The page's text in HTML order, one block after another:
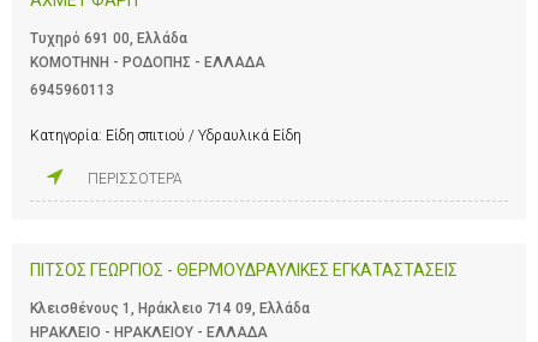
Τυχηρό 691 00, Ελλάδα
ΚΟΜΟΤΗΝΗ - ΡΟΔΟΠΗΣ - ΕΛΛΑΔΑ
6945960113
Κατηγορία: Είδη σπιτιού / Υδραυλικά Είδη
ΠΕΡΙΣΣΟΤΕΡΑ
ΠΙΤΣΟΣ ΓΕΩΡΓΙΟΣ - ΘΕΡΜΟΥΔΡΑΥΛΙΚΕΣ ΕΓΚΑΤΑΣΤΑΣΕΙΣ
Κλεισθένους 1, Ηράκλειο 714 09, Ελλάδα
ΗΡΑΚΛΕΙΟ - ΗΡΑΚΛΕΙΟΥ - ΕΛΛΑΔΑ